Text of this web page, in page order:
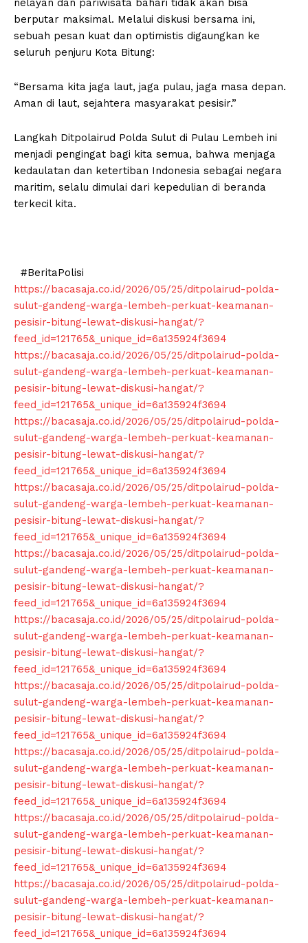
nelayan dan pariwisata bahari tidak akan bisa
berputar maksimal. Melalui diskusi bersama ini,
sebuah pesan kuat dan optimistis digaungkan ke
seluruh penjuru Kota Bitung:
“Bersama kita jaga laut, jaga pulau, jaga masa depan.
Aman di laut, sejahtera masyarakat pesisir.”
Langkah Ditpolairud Polda Sulut di Pulau Lembeh ini
menjadi pengingat bagi kita semua, bahwa menjaga
kedaulatan dan ketertiban Indonesia sebagai negara
maritim, selalu dimulai dari kepedulian di beranda
terkecil kita.
#BeritaPolisi
https://bacasaja.co.id/2026/05/25/ditpolairud-polda-
sulut-gandeng-warga-lembeh-perkuat-keamanan-
pesisir-bitung-lewat-diskusi-hangat/?
feed_id=121765&_unique_id=6a135924f3694
https://bacasaja.co.id/2026/05/25/ditpolairud-polda-
sulut-gandeng-warga-lembeh-perkuat-keamanan-
pesisir-bitung-lewat-diskusi-hangat/?
feed_id=121765&_unique_id=6a135924f3694
https://bacasaja.co.id/2026/05/25/ditpolairud-polda-
sulut-gandeng-warga-lembeh-perkuat-keamanan-
pesisir-bitung-lewat-diskusi-hangat/?
feed_id=121765&_unique_id=6a135924f3694
https://bacasaja.co.id/2026/05/25/ditpolairud-polda-
sulut-gandeng-warga-lembeh-perkuat-keamanan-
pesisir-bitung-lewat-diskusi-hangat/?
feed_id=121765&_unique_id=6a135924f3694
https://bacasaja.co.id/2026/05/25/ditpolairud-polda-
sulut-gandeng-warga-lembeh-perkuat-keamanan-
pesisir-bitung-lewat-diskusi-hangat/?
feed_id=121765&_unique_id=6a135924f3694
https://bacasaja.co.id/2026/05/25/ditpolairud-polda-
sulut-gandeng-warga-lembeh-perkuat-keamanan-
pesisir-bitung-lewat-diskusi-hangat/?
feed_id=121765&_unique_id=6a135924f3694
https://bacasaja.co.id/2026/05/25/ditpolairud-polda-
sulut-gandeng-warga-lembeh-perkuat-keamanan-
pesisir-bitung-lewat-diskusi-hangat/?
feed_id=121765&_unique_id=6a135924f3694
https://bacasaja.co.id/2026/05/25/ditpolairud-polda-
sulut-gandeng-warga-lembeh-perkuat-keamanan-
pesisir-bitung-lewat-diskusi-hangat/?
feed_id=121765&_unique_id=6a135924f3694
https://bacasaja.co.id/2026/05/25/ditpolairud-polda-
sulut-gandeng-warga-lembeh-perkuat-keamanan-
pesisir-bitung-lewat-diskusi-hangat/?
feed_id=121765&_unique_id=6a135924f3694
https://bacasaja.co.id/2026/05/25/ditpolairud-polda-
sulut-gandeng-warga-lembeh-perkuat-keamanan-
pesisir-bitung-lewat-diskusi-hangat/?
feed_id=121765&_unique_id=6a135924f3694